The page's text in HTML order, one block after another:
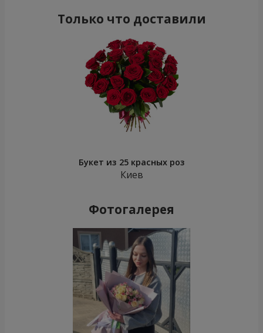
Только что доставили
Букет из 25 красных роз
Киев
Фотогалерея